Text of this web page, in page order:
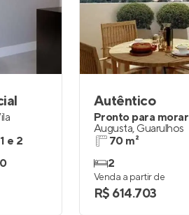
1 e 2
0
Autêntico
Pronto para morar
Augusta, Guarulhos
70 m²
2
Venda a partir de
R$ 614.703